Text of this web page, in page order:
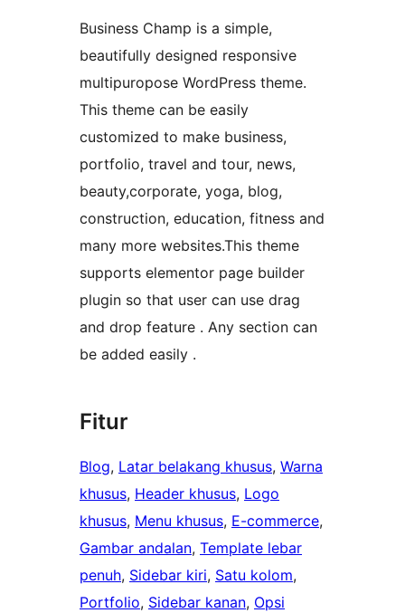
Business Champ is a simple,
beautifully designed responsive
multipuropose WordPress theme.
This theme can be easily
customized to make business,
portfolio, travel and tour, news,
beauty,corporate, yoga, blog,
construction, education, fitness and
many more websites.This theme
supports elementor page builder
plugin so that user can use drag
and drop feature . Any section can
be added easily .
Fitur
Blog, Latar belakang khusus, Warna
khusus, Header khusus, Logo
khusus, Menu khusus, E-commerce
Gambar andalan, Template lebar
penuh, Sidebar kiri, Satu kolom
Portfolio, Sidebar kanan, Opsi